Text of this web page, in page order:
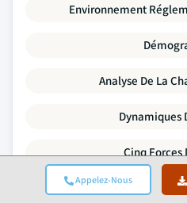
Appelez-Nous
Environnement
Analyse De La
Dynamiques
Cinq Forces
Analyse